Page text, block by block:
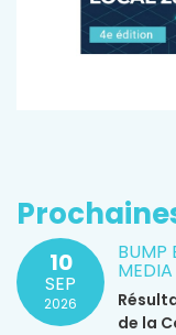
10
SEP
2026
BUMP
MEDIA
de la